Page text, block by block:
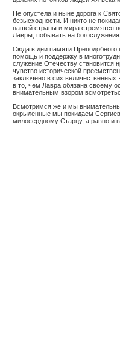
Не опустела и ныне дорога к
безысходности. И никто не
нашей страны и мира стремятся
Лавры, побывать на
Сюда в дни памяти Преподобного
помощь и поддержку в
служение Отечеству становится
чувство исторической
заключено в сих величественных
в то, чем Лавра обязана своему
внимательным взором
Всмотримся же и мы
окрыленные мы покидаем
милосердному Старцу, а равно и